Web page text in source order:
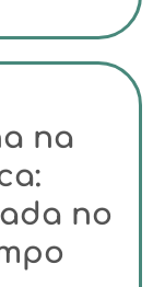
na
no